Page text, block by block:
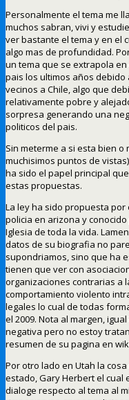
Personalmente el tema me
muchos sabran, vivi y
ver bastante el tema y en el
algo mas de profundidad.
un tema que se extrapola
pais los ultimos años debido
vecinos a Chile, algo que
relativamente pobre y
sorpresa generando una
politicos del pais.
Sin meterme a si esta bien o
muchisimos puntos de
ha sido el papel principal
estas propuestas.
La ley ha sido propuesta por
policia en arizona y
Iglesia de toda la vida.
datos de su biografia no
supondriamos, sino que ha
tienen que ver con
organizaciones contrarias a
comportamiento violento
legales lo cual de todas
el 2009. Nota al margen,
negativa pero no estoy
resumen de su pagina en
Por otro lado en Utah la
estado, Gary Herbert el cual
dialoge respecto al tema al